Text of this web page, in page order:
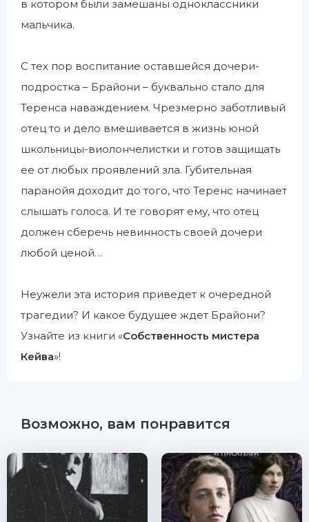
в котором были замешаны одноклассники
мальчика.
С тех пор воспитание оставшейся дочери-
подростка – Брайони – буквально стало для
Теренса наваждением. Чрезмерно заботливый
отец то и дело вмешивается в жизнь юной
школьницы-виолончелистки и готов защищать
ее от любых проявлений зла. Губительная
паранойя доходит до того, что Теренс начинает
слышать голоса. И те говорят ему, что отец
должен сберечь невинность своей дочери
любой ценой…
Неужели эта история приведет к очередной
трагедии? И какое будущее ждет Брайони?
Узнайте из книги «Собственность мистера
Кейва»!
Возможно, вам понравится